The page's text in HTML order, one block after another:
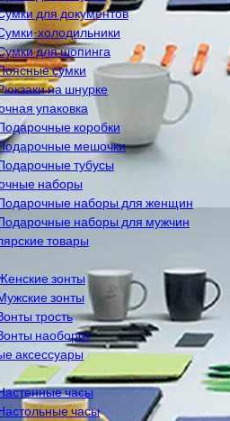
для документов
холодильники
для шопинга
сумки
на шнурке
упаковка
коробки
мешочки
тубусы
наборы
наборы для женщин
наборы для мужчин
товары
зонты
зонты
трость
наоборот
аксессуары
часы
часы